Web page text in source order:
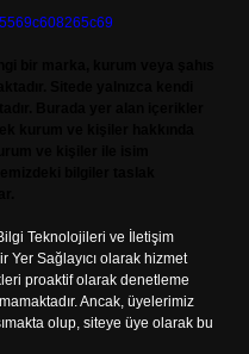
Teknolojileri ve İletişim
Yer Sağlayıcı olarak hizmet
proaktif olarak denetleme
Ancak, üyelerimiz
olup, siteye üye olarak bu